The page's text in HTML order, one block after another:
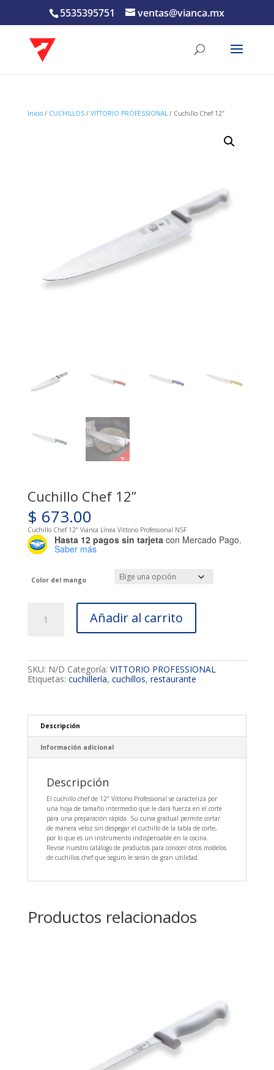
5535395751 ventas@vianca.mx
Inicio/ CUCHILLOS/ VITTORIO PROFESSIONAL/ Cuchillo Chef 12’’
Cuchillo Chef 12’’
$ 673.00
Cuchillo Chef 12’’ Vianca Línea Vittorio Professional NSF
Hasta 12 pagos sin tarjetacon Mercado Pago.
Saber más
Color del mango
Añadir al carrito
SKU: N/D Categoría: VITTORIO PROFESSIONAL
Etiquetas: cuchillería, cuchillos, restaurante
Descripción
Información adicional
Descripción
El cuchillo chef de 12’’ Vittorio Professional se caracteriza por
una hoja de tamaño intermedio que le dará fuerza en el corte
para una preparación rápida. Su curva gradual permite cortar
de manera veloz sin despegar el cuchillo de la tabla de corte,
por lo que es un instrumento indispensable en la cocina.
Revise nuestro catálogo de productos para conocer otros modelos
de cuchillos chef que seguro le serán de gran utilidad.
Productos relacionados